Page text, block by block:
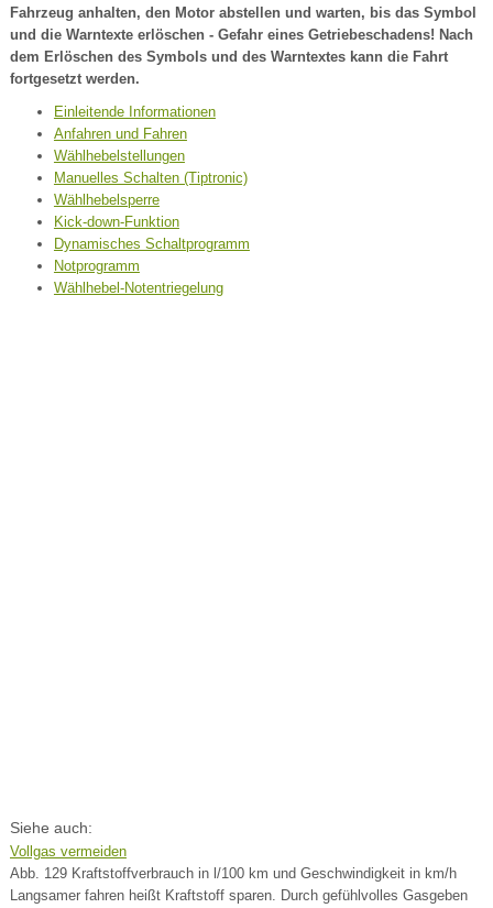
Fahrzeug anhalten, den Motor abstellen und warten, bis das Symbol
und die Warntexte erlöschen - Gefahr eines Getriebeschadens! Nach
dem Erlöschen des Symbols und des Warntextes kann die Fahrt
fortgesetzt werden.
Einleitende Informationen
Anfahren und Fahren
Wählhebelstellungen
Manuelles Schalten (Tiptronic)
Wählhebelsperre
Kick-down-Funktion
Dynamisches Schaltprogramm
Notprogramm
Wählhebel-Notentriegelung
Siehe auch:
Vollgas vermeiden
Abb. 129 Kraftstoffverbrauch in l/100 km und Geschwindigkeit in km/h
Langsamer fahren heißt Kraftstoff sparen. Durch gefühlvolles Gasgeben